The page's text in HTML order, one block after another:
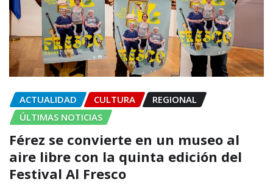
ACTUALIDAD CULTURA
REGIONAL
ÚLTIMAS NOTICIAS
Férez se convierte en un museo al
aire libre con la quinta edición del
Festival Al Fresco